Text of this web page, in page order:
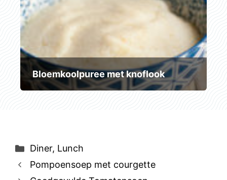
Bloemkoolpuree met knoflook
Categorieën
Diner, Lunch
Pompoensoep met courgette